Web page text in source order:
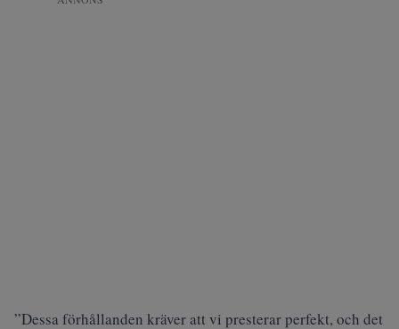
”Dessa förhållanden kräver att vi presterar perfekt, och det